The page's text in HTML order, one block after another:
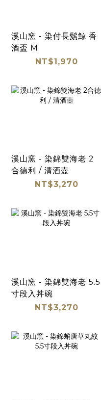
溪山窯 - 染付長鬚鯨 香
酒盃 M
NT$1,970
溪山窯 - 染錦雙海老 2
合德利 / 清酒壺
NT$3,270
溪山窯 - 染錦雙海老 5.5
寸段入丼碗
NT$3,270